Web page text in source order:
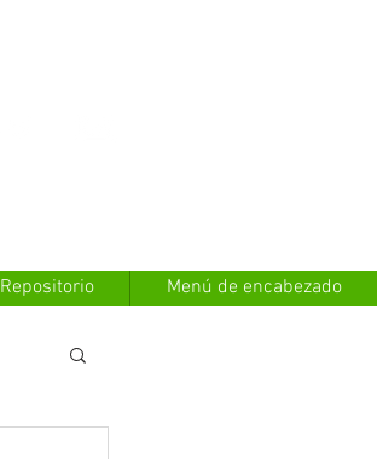
Repositorio Menú de encabezado